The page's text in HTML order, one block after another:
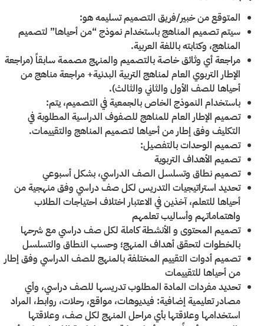
المتوقع من خبير/فريق التصميم تسليمه هو:
سيتم تصميم المناهج باستخدام نموذج “من أحياها” لتصميم
المناهج، وكتابته باللغة العربية.
مراجعة أي وثائق خاصة بالتصميم والمنهج مصممة سابقاً (مراجعة
الإطار التربوي العام لمناهج التربية البدنية+ مراجعة مناهج من
أحياها للصف الأول والثاني والثالث).
باستخدام النموذج الخاص بالجمعية في التصميم، يتم:
تصميم الإطار العام للمناهج للصفوف الدراسية المطلوبة في
التكليف وفق إطار من أحياها لتصميم المناهج والتقييمات.
تصميم الوحدات بالتفصيل:
تصميم الأهداف التربوية
تصميم نطاق وتسلسل الصف الدراسي، بشكل أسبوعي
تحديد استراتيجيات التدريس لكل صف دراسي وفق منهجية من
أحياها للتعلم، آخذين في الاعتبار اختلاف احتياجات الطلاب
واهتماماتهم وأساليب تعلمهم
تصميم المحتوى و الأنشطة كاملة لكل صف دراسي مع شرحها
بالخطوات لتحقق أهداف المنهج؛ وحسب النطاق والتسلسل
تصميم أدوات التقييم المختلفة بالمنهج للصف الدراسي وفق إطار
من أحياها للتقييمات
تحديد مفردات المادة المطلوب تدريسها للصف دراسي، وأي
مصادر تعليمية إضافية: فيديوهات، مواقع، رحلات، روابط، المراد
استخدامها وعلاقتها بأي مراحل المنهج لكل صف، وعلاقتها